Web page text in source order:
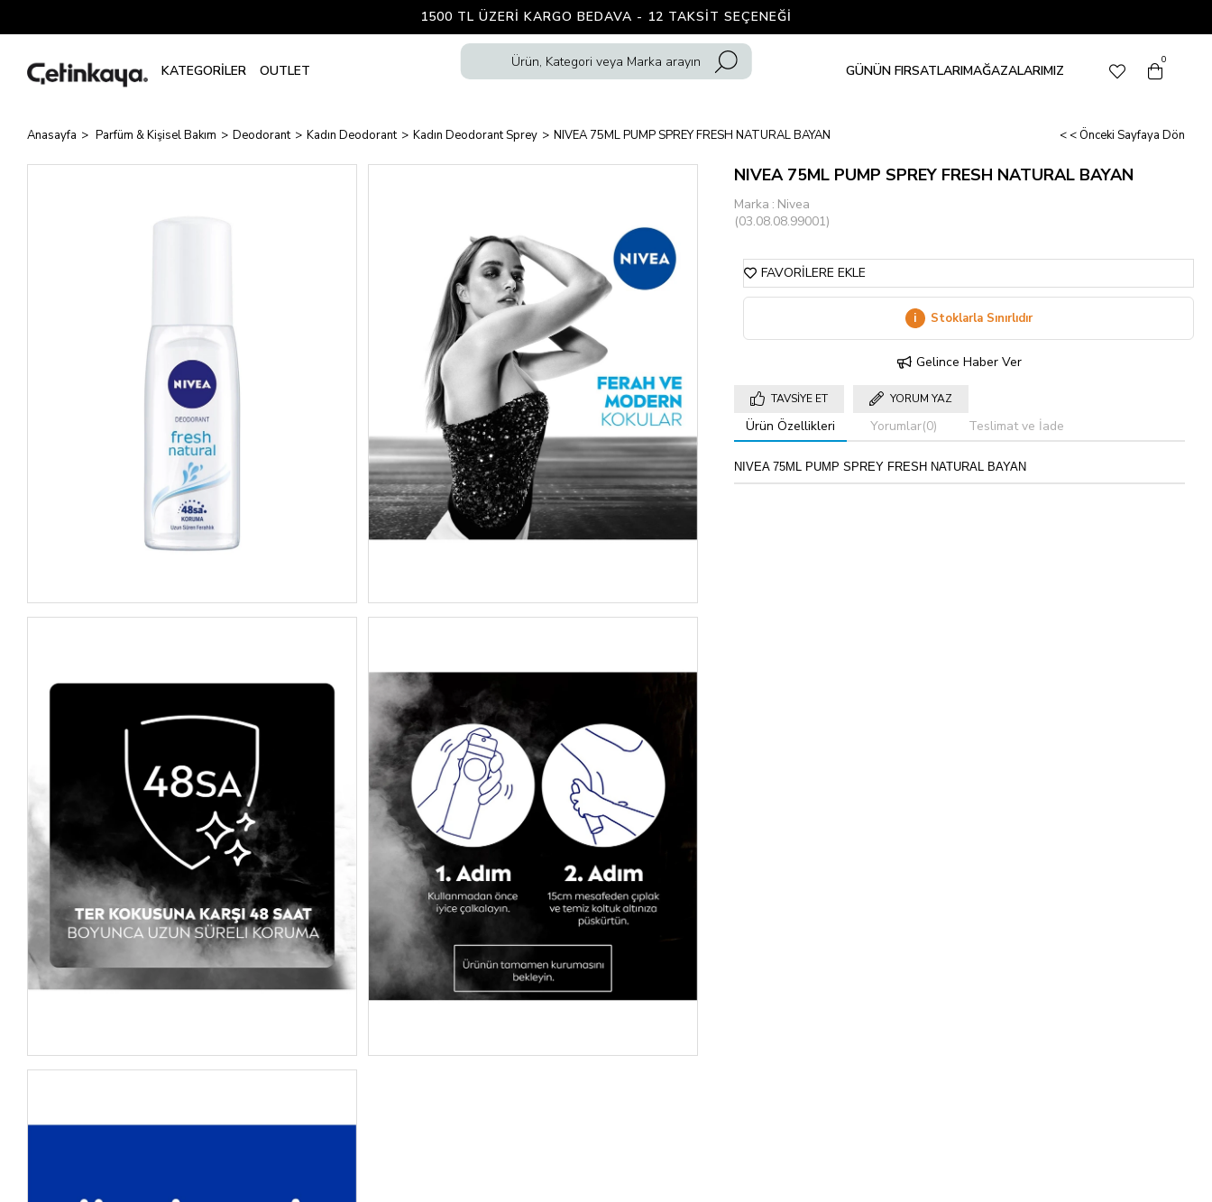
1500 TL ÜZERI KARGO BEDAVA - 12 TAKSIT SEÇENEĞI
GÜNÜN FIRSATLARIMAĞAZALARIMIZ
0
Anasayfa Parfüm & Kişisel Bakım Deodorant Kadın Deodorant Kadın Deodorant Sprey NIVEA 75ML PUMP SPREY FRESH NATURAL BAYAN < < Önceki Sayfaya Dön
NIVEA 75ML PUMP SPREY FRESH NATURAL BAYAN
Marka : Nivea
(03.08.08.99001)
FAVORILERE EKLE
i Stoklarla Sınırlıdır
Gelince Haber Ver
TAVSIYE ET YORUM YAZ
Ürün Özellikleri Yorumlar(0) Teslimat ve İade
NIVEA 75ML PUMP SPREY FRESH NATURAL BAYAN